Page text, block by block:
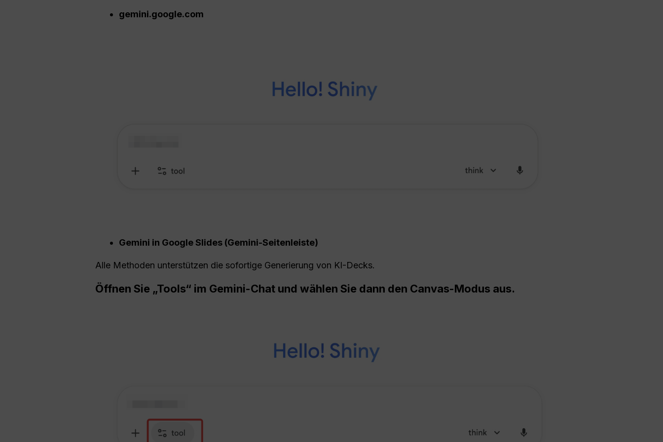
gemini.google.com
Gemini in Google Slides (Gemini-Seitenleiste)
Alle Methoden unterstützen die sofortige Generierung von KI-Decks.
Öffnen Sie „Tools“ im Gemini-Chat und wählen Sie dann den Canvas-Modus aus.